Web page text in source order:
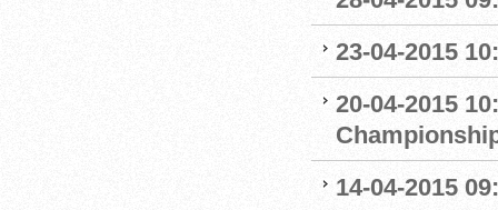
23-04-2015
20-04-2015
14-04-2015